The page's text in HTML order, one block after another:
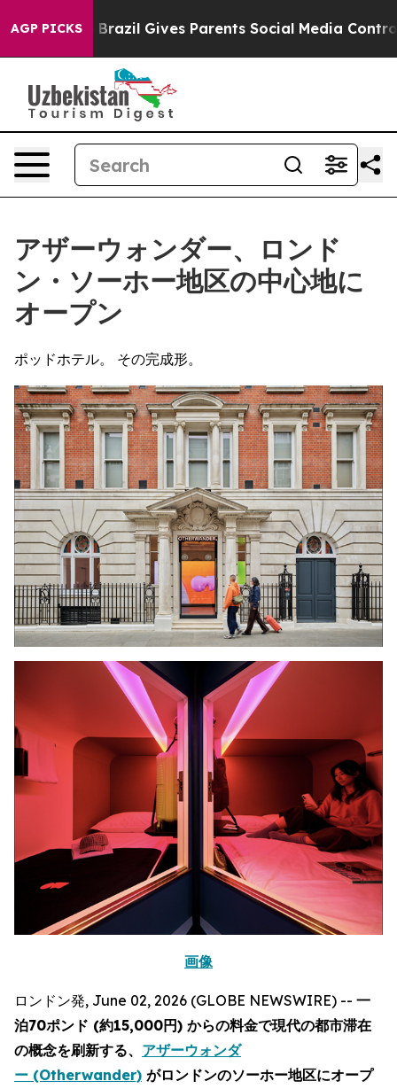
AGP PICKS
Brazil Gives Parents Social Media Controls for
アザーウォンダー、ロンド
ン・ソーホー地区の中心地に
オープン
ポッドホテル。 その完成形。
画像
ロンドン発, June 02, 2026 (GLOBE NEWSWIRE) -- 一
泊70ポンド (約15,000円) からの料金で現代の都市滞在
の概念を刷新する、 アザーウォンダ
ー (Otherwander) がロンドンのソーホー地区にオープ